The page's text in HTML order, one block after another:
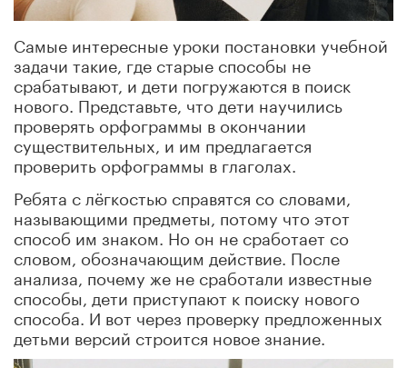
Самые интересные уроки постановки учебной
задачи такие, где старые способы не
срабатывают, и дети погружаются в поиск
нового. Представьте, что дети научились
проверять орфограммы в окончании
существительных, и им предлагается
проверить орфограммы в глаголах.
Ребята с лёгкостью справятся со словами,
называющими предметы, потому что этот
способ им знаком. Но он не сработает со
словом, обозначающим действие. После
анализа, почему же не сработали известные
способы, дети приступают к поиску нового
способа. И вот через проверку предложенных
детьми версий строится новое знание.